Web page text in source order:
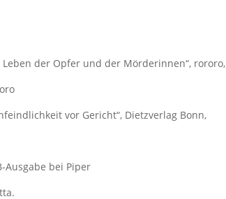
der Opfer und der Mörderinnen“, rororo,
vor Gericht“, Dietzverlag Bonn,
Ausgabe bei Piper